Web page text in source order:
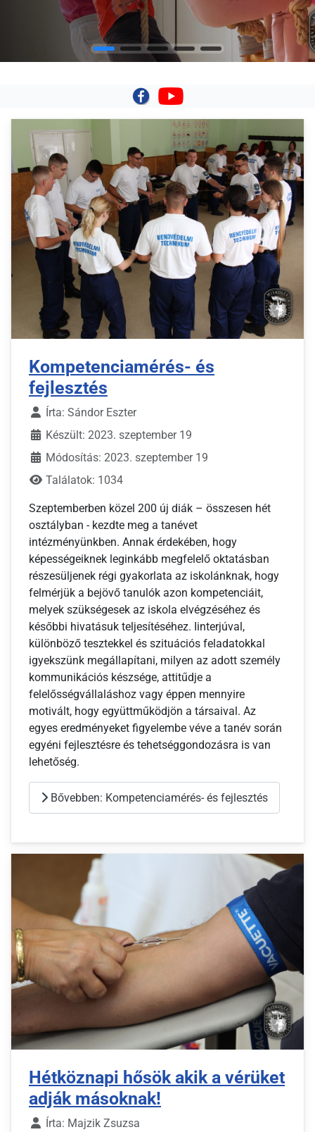
Kompetenciamérés- és
fejlesztés
Írta: Sándor Eszter
Készült: 2023. szeptember 19
Módosítás: 2023. szeptember 19
Találatok: 1034
Szeptemberben közel 200 új diák – összesen hét
osztályban - kezdte meg a tanévet
intézményünkben. Annak érdekében, hogy
képességeiknek leginkább megfelelő oktatásban
részesüljenek régi gyakorlata az iskolánknak, hogy
felmérjük a bejövő tanulók azon kompetenciáit,
melyek szükségesek az iskola elvégzéséhez és
későbbi hivatásuk teljesítéséhez. Iinterjúval,
különböző tesztekkel és szituációs feladatokkal
igyekszünk megállapítani, milyen az adott személy
kommunikációs készsége, attitűdje a
felelősségvállaláshoz vagy éppen mennyire
motivált, hogy együttműködjön a társaival. Az
egyes eredményeket figyelembe véve a tanév során
egyéni fejlesztésre és tehetséggondozásra is van
lehetőség.
Bővebben: Kompetenciamérés- és fejlesztés
Hétköznapi hősök akik a vérüket
adják másoknak!
Írta: Majzik Zsuzsa